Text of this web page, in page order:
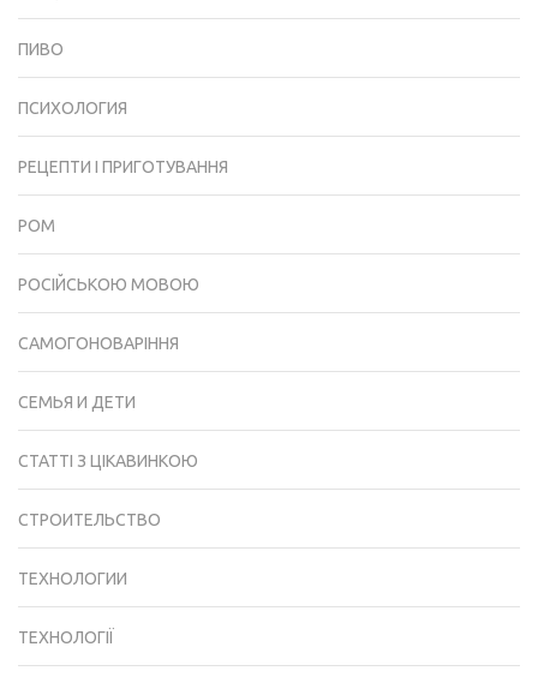
ПИВО
ПСИХОЛОГИЯ
РЕЦЕПТИ І ПРИГОТУВАННЯ
РОМ
РОСІЙСЬКОЮ МОВОЮ
САМОГОНОВАРІННЯ
СЕМЬЯ И ДЕТИ
СТАТТІ З ЦІКАВИНКОЮ
СТРОИТЕЛЬСТВО
ТЕХНОЛОГИИ
ТЕХНОЛОГІЇ